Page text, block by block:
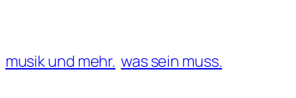
musik und mehr. was sein muss.